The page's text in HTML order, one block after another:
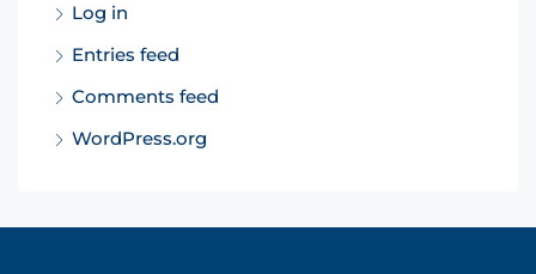
Log in
Entries feed
Comments feed
WordPress.org